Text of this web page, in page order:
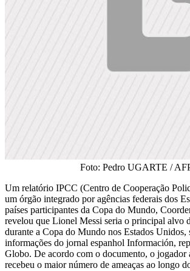
Foto: Pedro UGARTE /
Um relatório IPCC (Centro de Cooperação
um órgão integrado por agências federais dos
países participantes da Copa do Mundo,
revelou que Lionel Messi seria o principal alvo
durante a Copa do Mundo nos Estados Unidos,
informações do jornal espanhol Información,
Globo. De acordo com o documento, o jogador
recebeu o maior número de ameaças ao longo